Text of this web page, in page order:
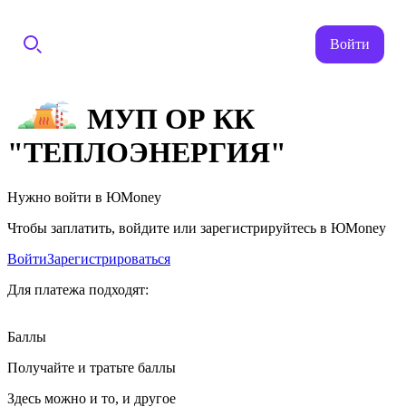
Войти
МУП ОР КК
"ТЕПЛОЭНЕРГИЯ"
Нужно войти в ЮMoney
Чтобы заплатить, войдите или зарегистрируйтесь в ЮMoney
ВойтиЗарегистрироваться
Для платежа подходят:
Баллы
Получайте и тратьте баллы
Здесь можно и то, и другое